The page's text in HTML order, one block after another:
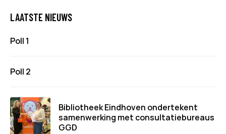
LAATSTE NIEUWS
Poll 1
Poll 2
Bibliotheek Eindhoven ondertekent
samenwerking met consultatiebureaus
GGD